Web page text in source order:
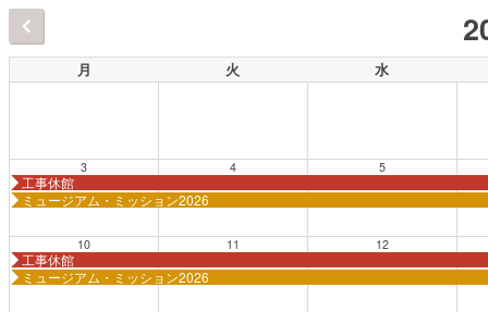
月 火 水
3
工事休館
ミュージアム・ミッション2026
4 5
10
工事休館
ミュージアム・ミッション2026
11 12